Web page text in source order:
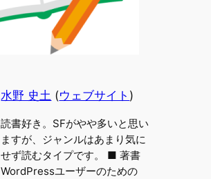
水野 史土 (ウェブサイト )
読書好き。SFがやや多いと思い
ますが、ジャンルはあまり気に
せず読むタイプです。 ■ 著書
WordPressユーザーのための